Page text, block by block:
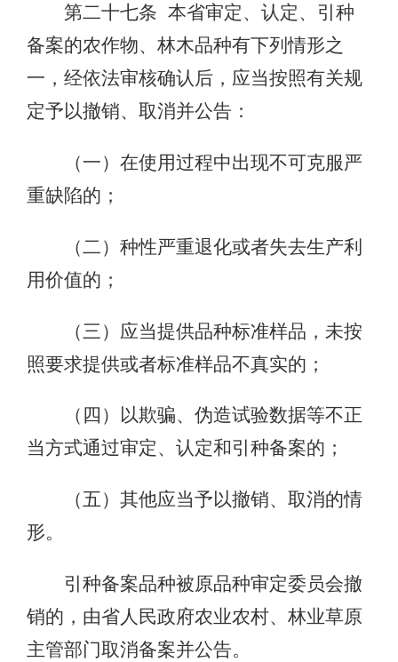
第二十七条 本省审定、认定、引种
备案的农作物、林木品种有下列情形之
一，经依法审核确认后，应当按照有关规
定予以撤销、取消并公告：
（一）在使用过程中出现不可克服严
重缺陷的；
（二）种性严重退化或者失去生产利
用价值的；
（三）应当提供品种标准样品，未按
照要求提供或者标准样品不真实的；
（四）以欺骗、伪造试验数据等不正
当方式通过审定、认定和引种备案的；
（五）其他应当予以撤销、取消的情
形。
引种备案品种被原品种审定委员会撤
销的，由省人民政府农业农村、林业草原
主管部门取消备案并公告。